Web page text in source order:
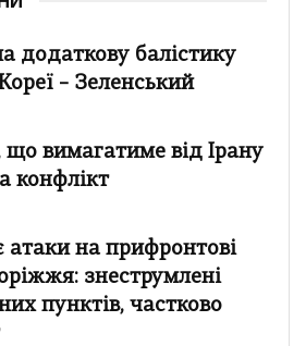
додаткову балістику
– Зеленський
вимагатиме від Ірану
конфлікт
на прифронтові
знеструмлені
пунктів, частково